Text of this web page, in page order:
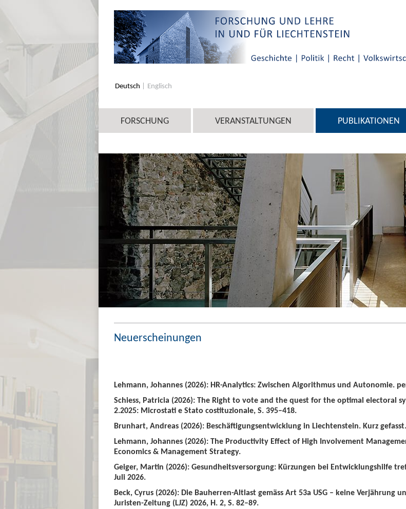
Deutsch Englisch
FORSCHUNG VERANSTALTUNGEN PUBLIKATIONEN
Neuerscheinungen
Lehmann, Johannes (2026): HR-Analytics: Zwischen Algorithmus und Autonomie.
Schiess, Patricia (2026): The Right to vote and the quest for the optimal electoral
2.2025: Microstati e Stato costituzionale, S. 395–418.
Brunhart, Andreas (2026): Beschäftigungsentwicklung in Liechtenstein. Kurz
Lehmann, Johannes (2026): The Productivity Effect of High Involvement
Economics & Management Strategy.
Geiger, Martin (2026): Gesundheitsversorgung: Kürzungen bei Entwicklungshilfe
Juli 2026.
Beck, Cyrus (2026): Die Bauherren-Altlast gemäss Art 53a USG – keine Verjährung
Juristen-Zeitung (LJZ) 2026, H. 2, S. 82–89.